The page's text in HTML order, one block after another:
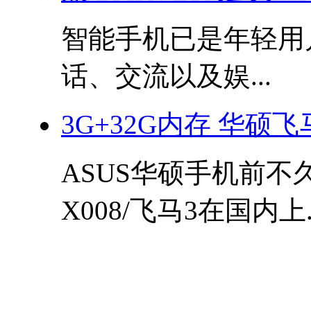
智能手机已是年轻
话、交流以及娱...
3G+32G内存 华硕飞
ASUS华硕手机前不
X008/飞马3在国内上